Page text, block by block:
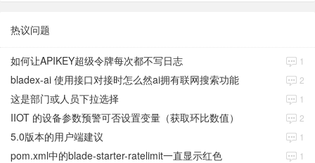
热议问题
如何让APIKEY超级令牌每次都不写日志 1
bladex-ai 使用接口对接时怎么然ai拥有联网搜索功能 2
这是部门或人员下拉选择 1
IIOT 的设备参数预警可否设置变量（获取环比数值） 2
5.0版本的用户端建议 1
pom.xml中的blade-starter-ratelimit一直显示红色 1